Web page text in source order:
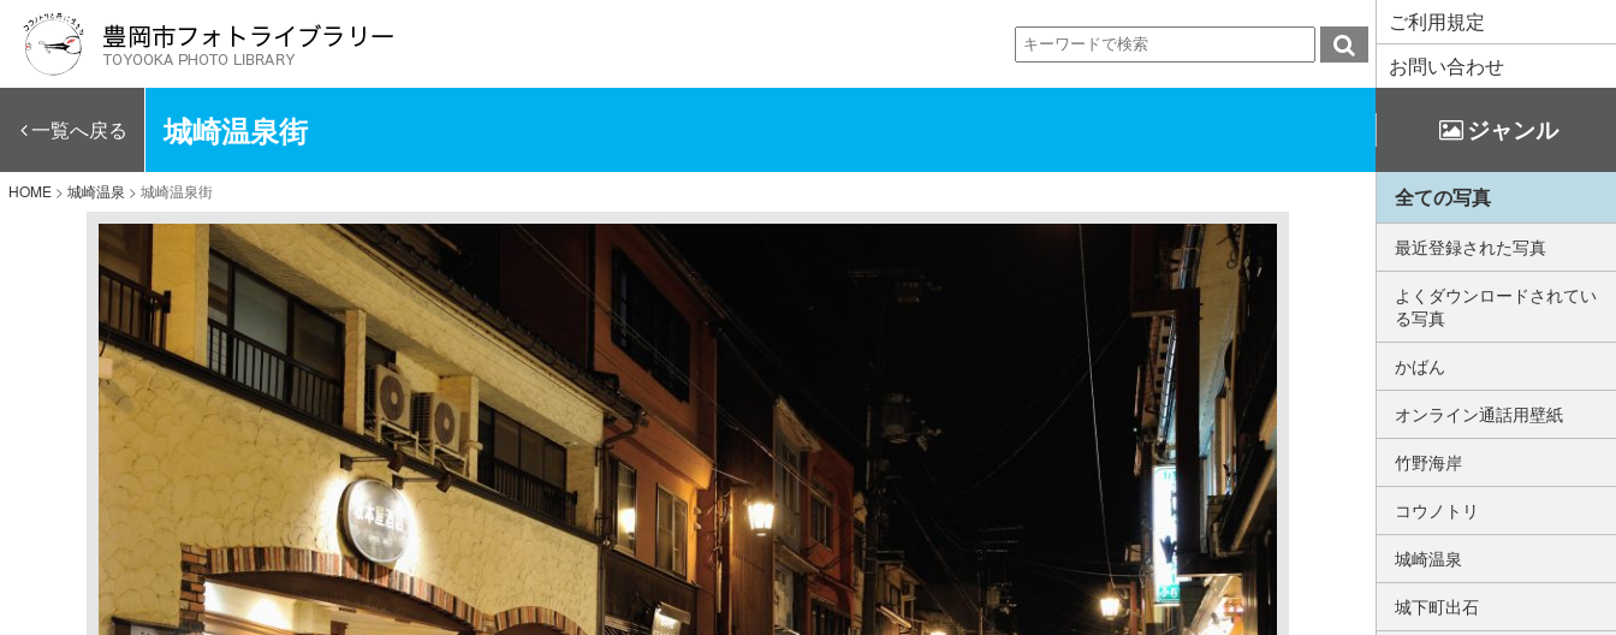
ご利用規定
お問い合わせ
一覧へ戻る 城崎温泉街 ジャンル
HOME > 城崎温泉 > 城崎温泉街 全ての写真
最近登録された写真
よくダウンロードされてい
る写真
かばん
オンライン通話用壁紙
竹野海岸
コウノトリ
城崎温泉
城下町出石